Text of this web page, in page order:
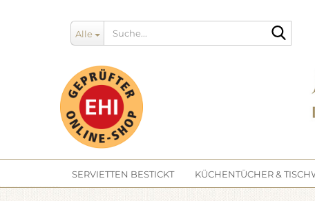
Alle
SERVIETTEN BESTICKT KÜCHENTÜCHER &